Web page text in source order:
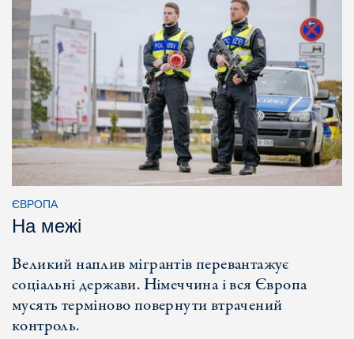
ЄВРОПА
На межі
Великий наплив мігрантів перевантажує
соціальні держави. Німеччина і вся Європа
мусять терміново повернути втрачений
контроль.